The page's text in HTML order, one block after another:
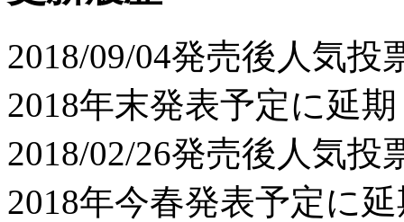
2018/09/04発売後人気投
2018年末発表予定に延
2018/02/26発売後人気投
2018年今春発表予定に